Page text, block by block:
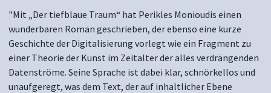
"Mit „Der tiefblaue Traum“ hat Perikles Monioudis einen
wunderbaren Roman geschrieben, der ebenso eine kurze
Geschichte der Digitalisierung vorlegt wie ein Fragment zu
einer Theorie der Kunst im Zeitalter der alles verdrängenden
Datenströme. Seine Sprache ist dabei klar, schnörkellos und
unaufgeregt, was dem Text, der auf inhaltlicher Ebene